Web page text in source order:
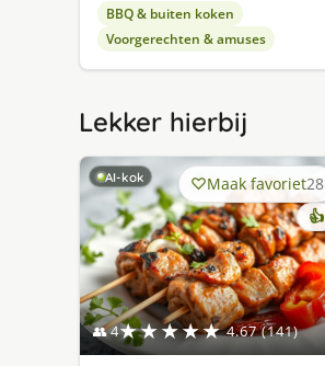
BBQ & buiten koken
Voorgerechten & amuses
Lekker hierbij
AI-kok
👥 4★★★★★ 4.67 (141)
Maak favoriet28
👍